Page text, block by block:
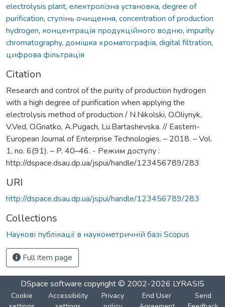
electrolysis plant, електролізна установка, degree of
purification, ступінь очищення, concentration of production
hydrogen, концентрація продукційного водню, impurity
chromatography, домішка хроматографія, digital filtration,
цифрова фільтрація
Citation
Research and control of the purity of production hydrogen
with a high degree of purification when applying the
electrolysis method of production / N.Nikolski, O.Oliynyk,
V.Ved, O.Gnatko, А.Pugach, Lu.Bartashevska. // Eastern-
European Journal of Enterprise Technologies. – 2018. – Vol.
1, no. 6(91). – P. 40–46. - Режим доступу :
http://dspace.dsau.dp.ua/jspui/handle/123456789/283
URI
http://dspace.dsau.dp.ua/jspui/handle/123456789/283
Collections
Наукові публікації в наукометричній базі Scopus
Full item page
DSpace software copyright © 2002-2026 LYRASIS
Cookie
Accessibility
Privacy
End User
Send